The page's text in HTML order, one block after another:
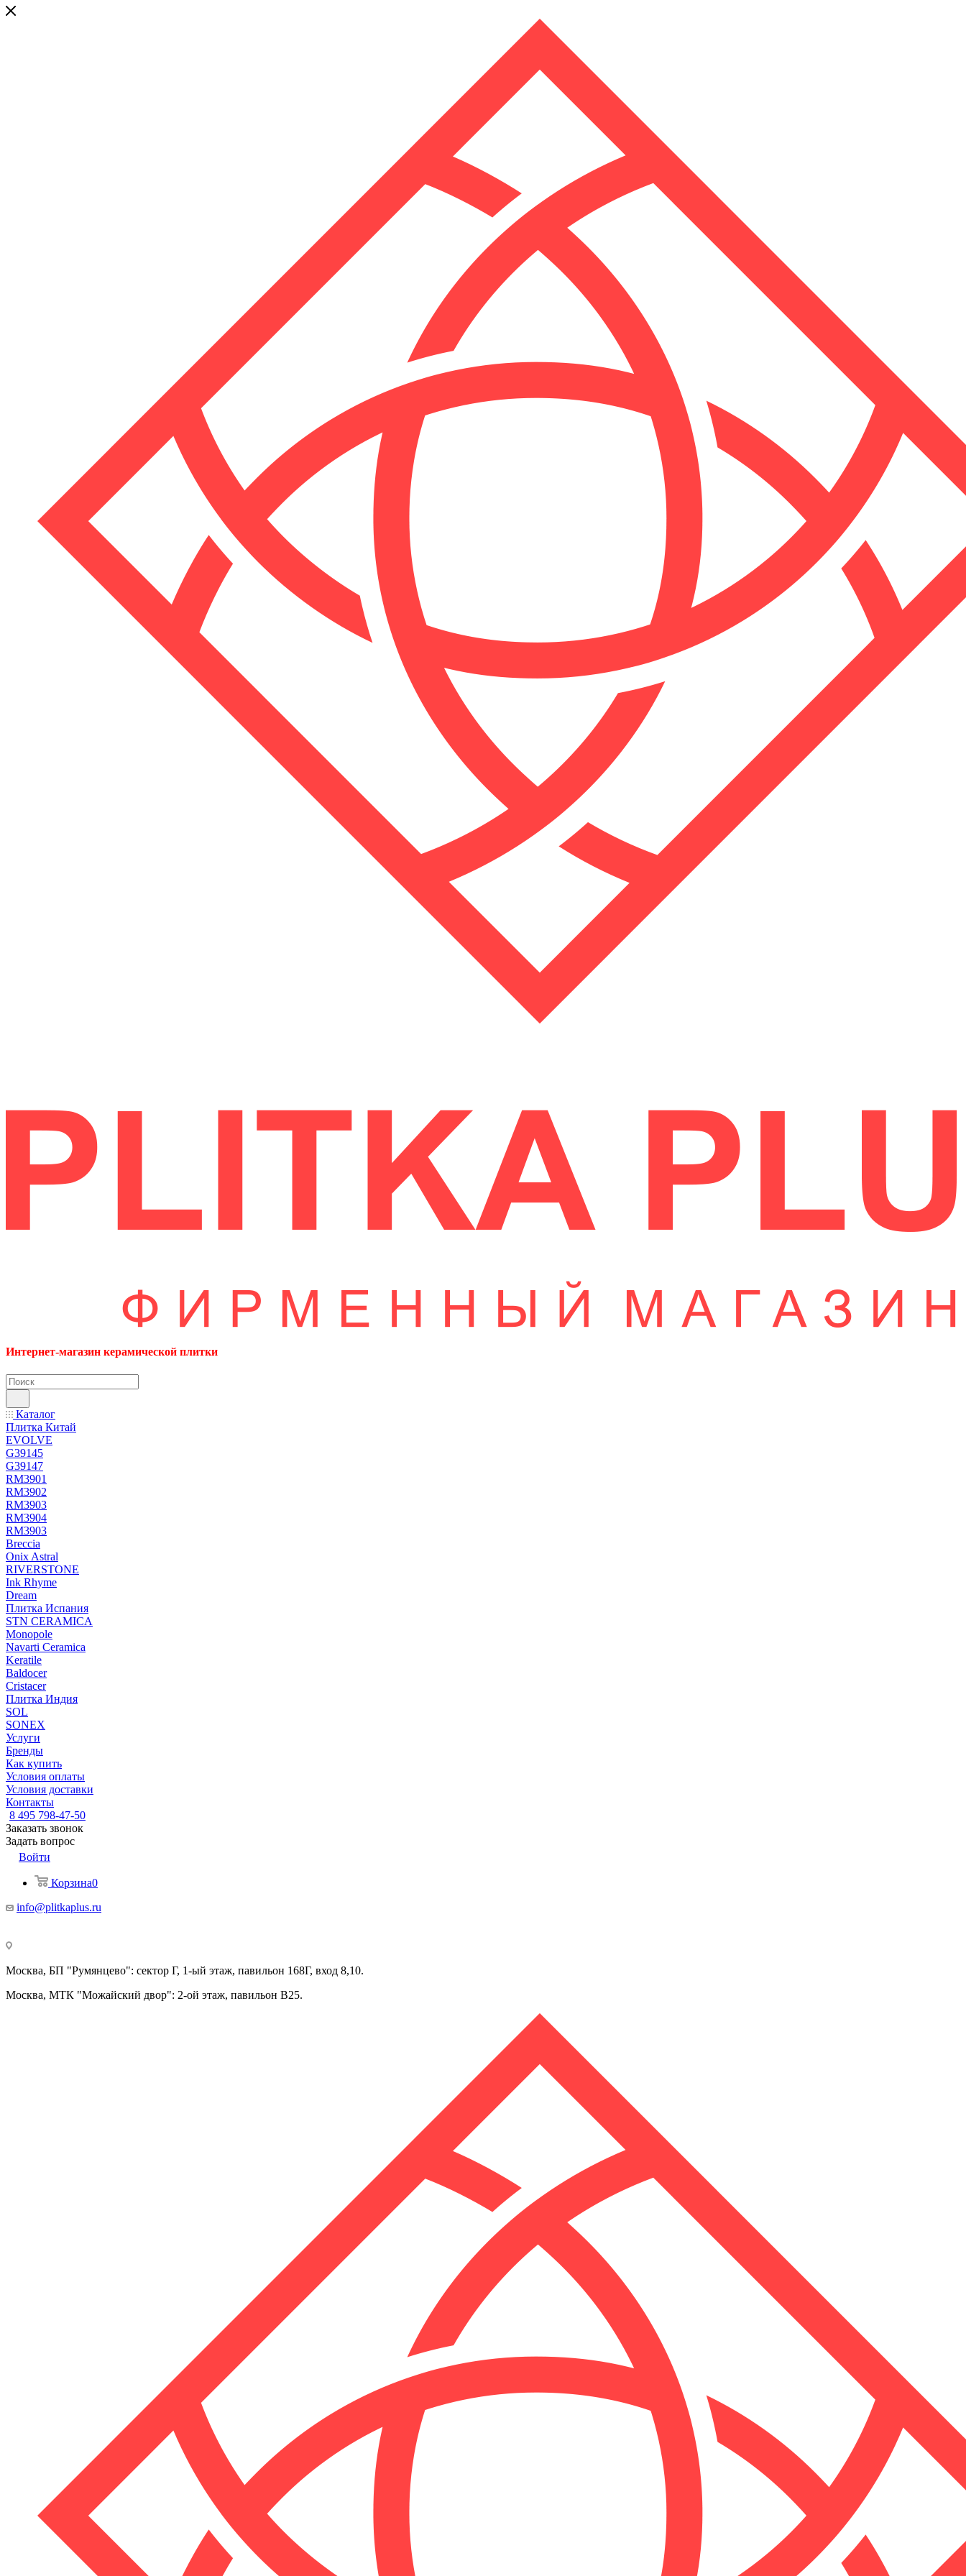
Интернет-магазин керамической плитки
Каталог
Плитка Китай
EVOLVE
G39145
G39147
RM3901
RM3902
RM3903
RM3904
RM3903
Breccia
Onix Astral
RIVERSTONE
Ink Rhyme
Dream
Плитка Испания
STN CERAMICA
Monopole
Navarti Ceramica
Keratile
Baldocer
Cristacer
Плитка Индия
SOL
SONEX
Услуги
Бренды
Как купить
Условия оплаты
Условия доставки
Контакты
8 495 798-47-50
Заказать звонок
Задать вопрос
Войти
Корзина0
info@plitkaplus.ru
Москва, БП "Румянцево": сектор Г, 1-ый этаж, павильон 168Г, вход 8,10.
Москва, МТК "Можайский двор": 2-ой этаж, павильон В25.